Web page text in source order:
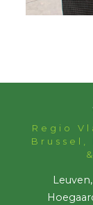
Regio
Brussel,